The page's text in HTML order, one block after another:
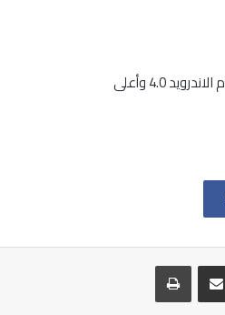
مشاركة عبر البريد طباعة